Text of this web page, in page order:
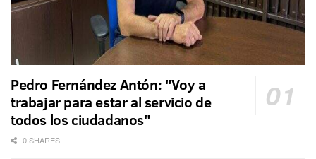
Pedro Fernández Antón: "Voy a
trabajar para estar al servicio de
todos los ciudadanos"
0 SHARES